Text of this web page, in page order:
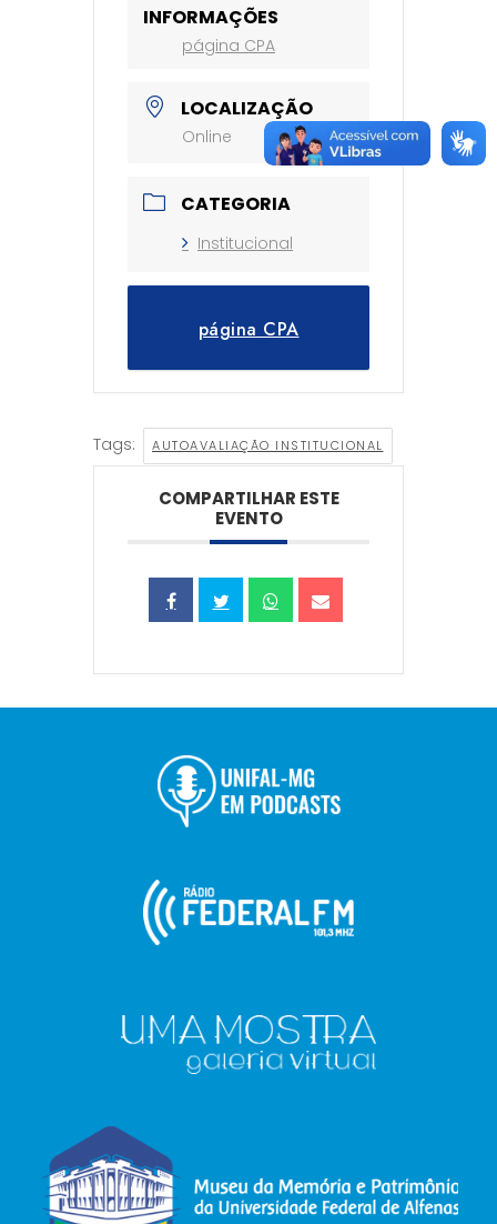
INFORMAÇÕES
página CPA
LOCALIZAÇÃO
Online
CATEGORIA
Institucional
página CPA
Tags: AUTOAVALIAÇÃO INSTITUCIONAL
COMPARTILHAR ESTE
EVENTO